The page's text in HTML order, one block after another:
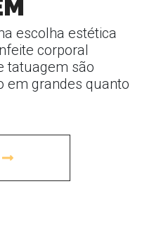
escolha estética
corporal
tatuagem são
em grandes quanto